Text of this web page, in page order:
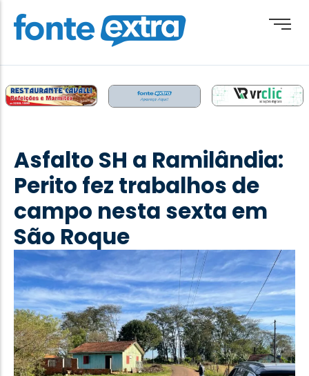
Destaque
Esporte
Geral
Obituário
Paraguai
Paraná
Política
Santa Helena e Região
Saúde e Bem-Estar
Asfalto SH a Ramilândia:
Perito fez trabalhos de
campo nesta sexta em
São Roque